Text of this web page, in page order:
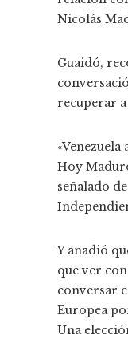
Nicolás
Guaidó,
recuperar
Hoy
señalado
Y añadió
que ver
conversar
Europea
Una